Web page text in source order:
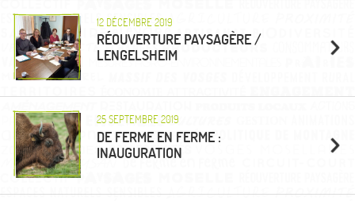
12 DÉCEMBRE 2019
RÉOUVERTURE PAYSAGÈRE /
LENGELSHEIM
25 SEPTEMBRE 2019
DE FERME EN FERME :
INAUGURATION